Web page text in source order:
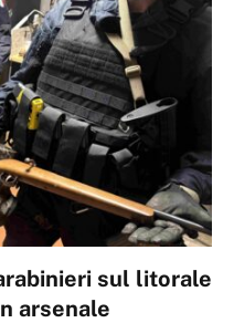
sul litorale
arsenale